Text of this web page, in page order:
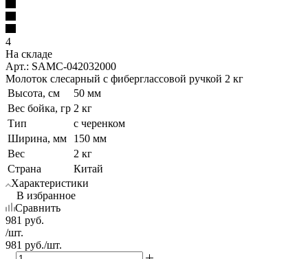
4
На складе
Арт.: SAMC-042032000
Молоток слесарный с фиберглассовой ручкой 2 кг
Высота, см
50 мм
Вес бойка, гр 2 кг
Тип
с черенком
Ширина, мм
150 мм
Вес
2 кг
Страна
Китай
Характеристики
В избранное
Сравнить
981 руб.
/шт.
981 руб./шт.